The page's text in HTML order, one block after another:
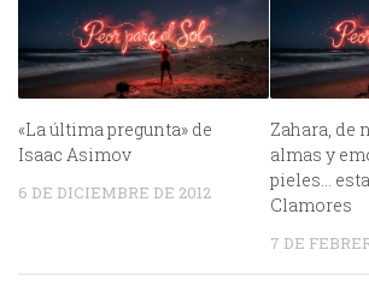
«La última pregunta» de
Isaac Asimov
6 DE DICIEMBRE DE 2012
Zahara, de
almas y
pieles…
Clamores
7 DE